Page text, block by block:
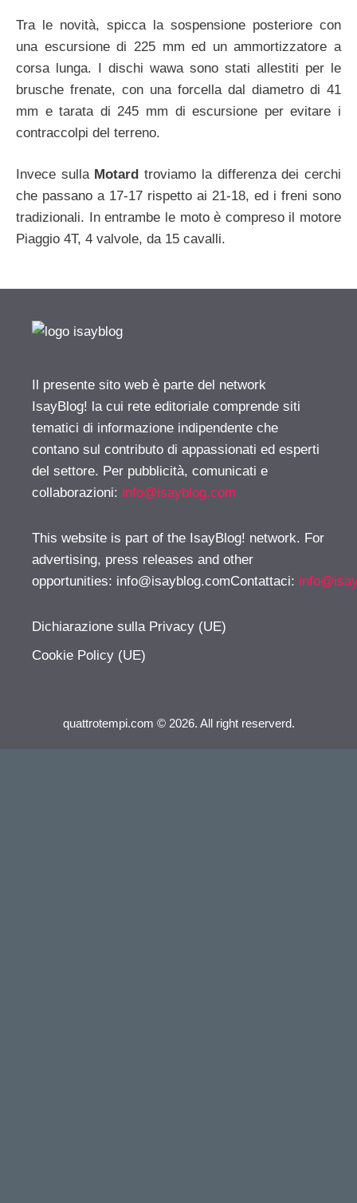
Tra le novità, spicca la sospensione posteriore con
una escursione di 225 mm ed un ammortizzatore a
corsa lunga. I dischi wawa sono stati allestiti per le
brusche frenate, con una forcella dal diametro di 41
mm e tarata di 245 mm di escursione per evitare i
contraccolpi del terreno.
Invece sulla Motardtroviamo la differenza dei cerchi
che passano a 17-17 rispetto ai 21-18, ed i freni sono
tradizionali. In entrambe le moto è compreso il motore
Piaggio 4T, 4 valvole, da 15 cavalli.
Il presente sito web è parte del network
IsayBlog! la cui rete editoriale comprende siti
tematici di informazione indipendente che
contano sul contributo di appassionati ed esperti
del settore. Per pubblicità, comunicati e
collaborazioni: info@isayblog.com
This website is part of the IsayBlog! network. For
advertising, press releases and other
opportunities: info@isayblog.comContattaci:
Dichiarazione sulla Privacy (UE)
Cookie Policy (UE)
quattrotempi.com © 2026. All right reserverd.